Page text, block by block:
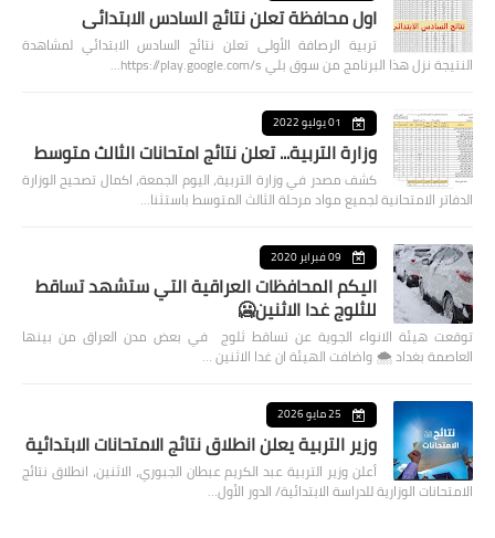
اول محافظة تعلن نتائج السادس الابتدائي
تربية الرصافة الأولى تعلن نتائج السادس الابتدائي لمشاهدة
النتيجة نزل هذا البرنامج من سوق بلي https://play.google.com/s…
01 يوليو 2022
وزارة التربية... تعلن نتائج امتحانات الثالث متوسط
كشف مصدر في وزارة التربية، اليوم الجمعة، اكمال تصحيح الوزارة
الدفاتر الامتحانية لجميع مواد مرحلة الثالث المتوسط باستثنا…
09 فبراير 2020
اليكم المحافظات العراقية التي ستشهد تساقط
للثلوج غدا الاثنين🥶
توقعت هيئة الانواء الجوية عن تساقط ثلوج في بعض مدن العراق من بينها
العاصمة بغداد ⁦🌨️⁩ واضافت الهيئة ان غدا الاثنين …
25 مايو 2026
وزير التربية يعلن انطلاق نتائج الامتحانات الابتدائية
أعلن وزير التربية عبد الكريم عبطان الجبوري، الاثنين، انطلاق نتائج
الامتحانات الوزارية للدراسة الابتدائية/ الدور الأول…